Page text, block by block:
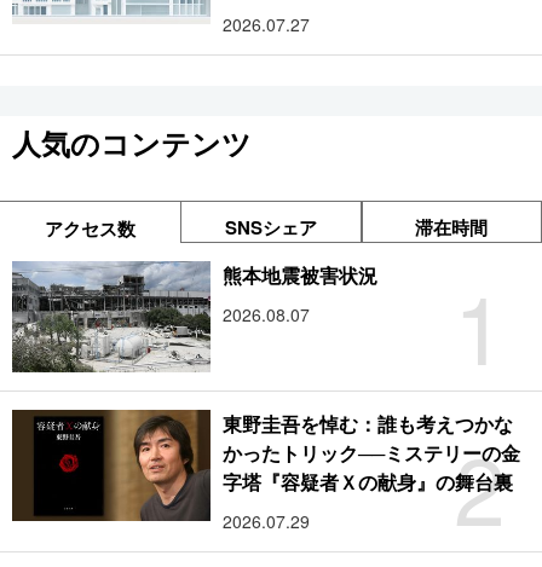
2026.07.27
人気のコンテンツ
アクセス数 SNSシェア 滞在時間
1
熊本地震被害状況
2026.08.07
2
東野圭吾を悼む：誰も考えつかな
かったトリック──ミステリーの金
字塔『容疑者Ｘの献身』の舞台裏
2026.07.29